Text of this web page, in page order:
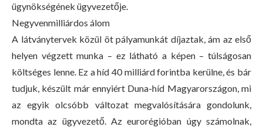
ügynökségének ügyvezetője.
Negyvenmilliárdos álom
A látványtervek közül öt pályamunkát díjaztak, ám az első
helyen végzett munka – ez látható a képen – túlságosan
költséges lenne. Ez a híd 40 milliárd forintba kerülne, és bár
tudjuk, készült már ennyiért Duna-híd Magyarországon, mi
az egyik olcsóbb változat megvalósítására gondolunk,
mondta az ügyvezető. Az eurorégióban úgy számolnak,